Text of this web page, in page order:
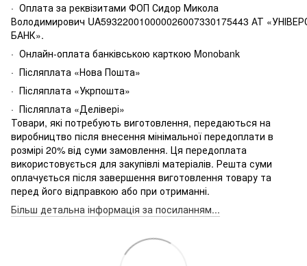
· Оплата за реквізитами ФОП Сидор Микола
Володимирович UA593220010000026007330175443 АТ
БАНК».
· Онлайн-оплата банківською карткою Monobank
· Післяплата «Нова Пошта»
· Післяплата «Укрпошта»
· Післяплата «Делівері»
Товари, які потребують виготовлення, передаються на
виробництво після внесення мінімальної передоплати в
розмірі 20% від суми замовлення. Ця передоплата
використовується для закупівлі матеріалів. Решта суми
оплачується після завершення виготовлення товару та
перед його відправкою або при отриманні.
Більш детальна інформація за посиланням...